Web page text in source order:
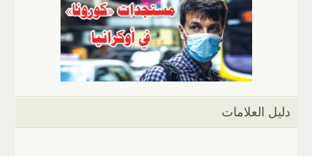
دليل العلامات